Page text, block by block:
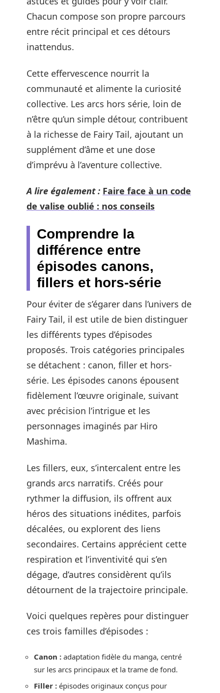
Chacun compose son propre parcours
entre récit principal et ces détours
inattendus.
Cette effervescence nourrit la
communauté et alimente la curiosité
collective. Les arcs hors série, loin de
n’être qu’un simple détour, contribuent
à la richesse de Fairy Tail, ajoutant un
supplément d’âme et une dose
d’imprévu à l’aventure collective.
A lire également : Faire face à un code
de valise oublié : nos conseils
Comprendre la
différence entre
épisodes canons,
fillers et hors-série
Pour éviter de s’égarer dans l’univers de
Fairy Tail, il est utile de bien distinguer
les différents types d’épisodes
proposés. Trois catégories principales
se détachent : canon, filler et hors-
série. Les épisodes canons épousent
fidèlement l’œuvre originale, suivant
avec précision l’intrigue et les
personnages imaginés par Hiro
Mashima.
Les fillers, eux, s’intercalent entre les
grands arcs narratifs. Créés pour
rythmer la diffusion, ils offrent aux
héros des situations inédites, parfois
décalées, ou explorent des liens
secondaires. Certains apprécient cette
respiration et l’inventivité qui s’en
dégage, d’autres considèrent qu’ils
détournent de la trajectoire principale.
Voici quelques repères pour distinguer
ces trois familles d’épisodes :
Canon : adaptation fidèle du manga, centré
sur les arcs principaux et la trame de fond.
Filler : épisodes originaux conçus pour